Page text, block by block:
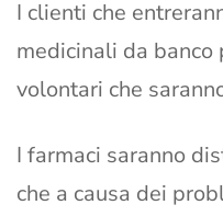
I clienti che
medicinali da
volontari che
I farmaci saranno
che a causa dei